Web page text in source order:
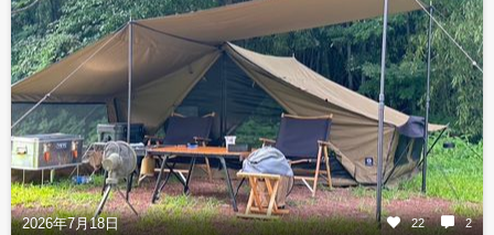
2026年7月18日 22 2